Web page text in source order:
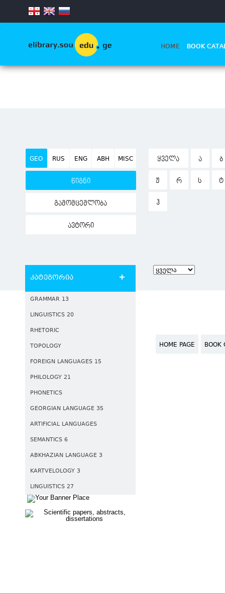
.
HOME BOOK
GEO RUS ENG ABH MISC
წიგნი
გამომცემლობა
ავტორი
ᲧᲕᲔᲚᲐ Ა Ბ
Ჟ Რ Ს Ტ
Ჰ
კატეგორია
GRAMMAR 13
LINGUISTICS 20
RHETORIC
TOPOLOGY
FOREIGN LANGUAGES 15
PHILOLOGY 21
PHONETICS
GEORGIAN LANGUAGE 35
ARTIFICIAL LANGUAGES
SEMANTICS 6
ABKHAZIAN LANGUAGE 3
KARTVELOLOGY 3
LINGUISTICS 27
HOME PAGE BOOK